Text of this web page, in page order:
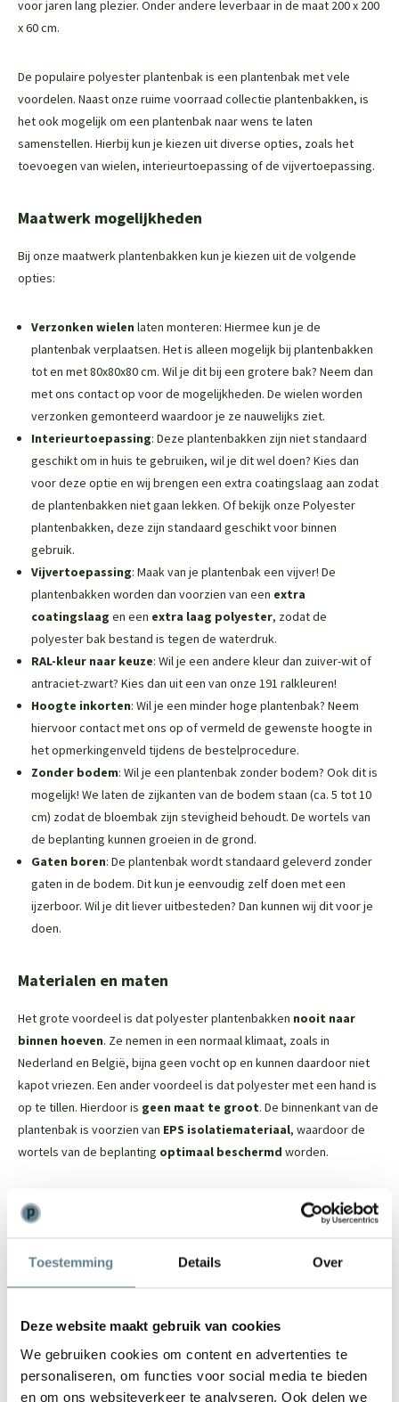
Toestemming Details Over
Deze website maakt gebruik van cookies
We gebruiken cookies om content en advertenties te
personaliseren, om functies voor social media te bieden
en om ons websiteverkeer te analyseren. Ook delen we
voor jaren lang plezier. Onder andere leverbaar in de maat 200 x 200
x 60 cm.
De populaire polyester plantenbak is een plantenbak met vele
voordelen. Naast onze ruime voorraad collectie plantenbakken, is
het ook mogelijk om een plantenbak naar wens te laten
samenstellen. Hierbij kun je kiezen uit diverse opties, zoals het
toevoegen van wielen, interieurtoepassing of de vijvertoepassing.
Maatwerk mogelijkheden
Bij onze maatwerk plantenbakken kun je kiezen uit de volgende
opties:
Verzonken wielen laten monteren: Hiermee kun je de
plantenbak verplaatsen. Het is alleen mogelijk bij plantenbakken
tot en met 80x80x80 cm. Wil je dit bij een grotere bak? Neem dan
met ons contact op voor de mogelijkheden. De wielen worden
verzonken gemonteerd waardoor je ze nauwelijks ziet.
Interieurtoepassing: Deze plantenbakken zijn niet standaard
geschikt om in huis te gebruiken, wil je dit wel doen? Kies dan
voor deze optie en wij brengen een extra coatingslaag aan zodat
de plantenbakken niet gaan lekken. Of bekijk onze Polyester
plantenbakken, deze zijn standaard geschikt voor binnen
gebruik.
Vijvertoepassing: Maak van je plantenbak een vijver! De
plantenbakken worden dan voorzien van een extra
coatingslaag en een extra laag polyester, zodat de
polyester bak bestand is tegen de waterdruk.
RAL-kleur naar keuze: Wil je een andere kleur dan zuiver-wit of
antraciet-zwart? Kies dan uit een van onze 191 ralkleuren!
Hoogte inkorten: Wil je een minder hoge plantenbak? Neem
hiervoor contact met ons op of vermeld de gewenste hoogte in
het opmerkingenveld tijdens de bestelprocedure.
Zonder bodem: Wil je een plantenbak zonder bodem? Ook dit is
mogelijk! We laten de zijkanten van de bodem staan (ca. 5 tot 10
cm) zodat de bloembak zijn stevigheid behoudt. De wortels van
de beplanting kunnen groeien in de grond.
Gaten boren: De plantenbak wordt standaard geleverd zonder
gaten in de bodem. Dit kun je eenvoudig zelf doen met een
ijzerboor. Wil je dit liever uitbesteden? Dan kunnen wij dit voor je
doen.
Materialen en maten
Het grote voordeel is dat polyester plantenbakken nooit naar
binnen hoeven. Ze nemen in een normaal klimaat, zoals in
Nederland en België, bijna geen vocht op en kunnen daardoor niet
kapot vriezen. Een ander voordeel is dat polyester met een hand is
op te tillen. Hierdoor is geen maat te groot. De binnenkant van de
plantenbak is voorzien van EPS isolatiemateriaal, waardoor de
wortels van de beplanting optimaal beschermd worden.
De Polyester plantenbak in het kort
Vorstbestendig; je kan de plantenbak in de winter buiten laten
staan
isolatiemateriaal. Dit beschermt de wortels van de beplanting
Door het materiaal is het een lichtgewicht plantenbak
De plantenbak heeft een robuuste uitstraling en een mooie
randafwerking